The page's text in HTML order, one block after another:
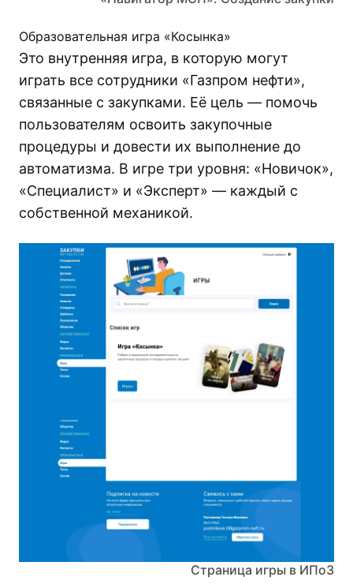
Образовательная игра «Косынка»
Это внутренняя игра, в которую могут
играть все сотрудники «Газпром нефти»,
связанные с закупками. Её цель — помочь
пользователям освоить закупочные
процедуры и довести их выполнение до
автоматизма. В игре три уровня: «Новичок»,
«Специалист» и «Эксперт» — каждый с
собственной механикой.
Страница игры в ИПоЗ